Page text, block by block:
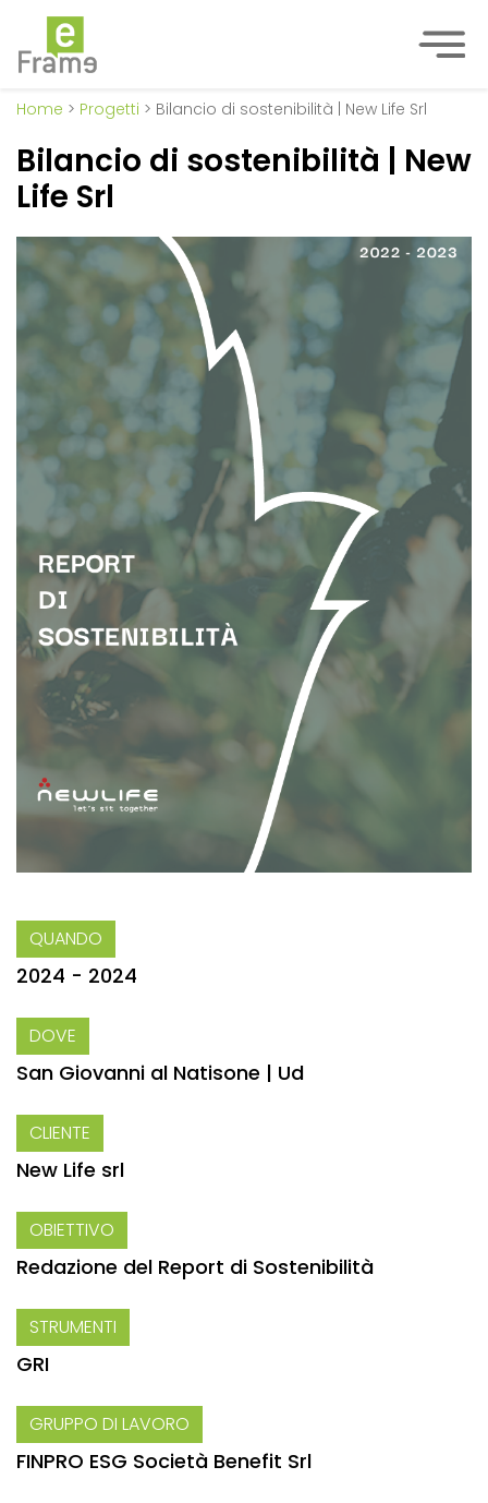
Home > Progetti > Bilancio di sostenibilità | New Life Srl
Bilancio di sostenibilità | New
Life Srl
QUANDO
2024 - 2024
DOVE
San Giovanni al Natisone | Ud
CLIENTE
New Life srl
OBIETTIVO
Redazione del Report di Sostenibilità
STRUMENTI
GRI
GRUPPO DI LAVORO
FINPRO ESG Società Benefit Srl